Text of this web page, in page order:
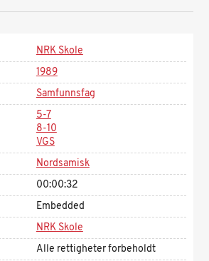
NRK Skole
1989
Samfunnsfag
5-7
8-10
VGS
Nordsamisk
00:00:32
Embedded
NRK Skole
Alle rettigheter forbeholdt